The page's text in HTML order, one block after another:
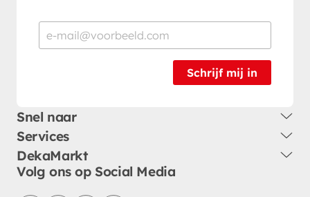
Schrijf mij in
Snel naar
Services
DekaMarkt
Volg ons op Social Media